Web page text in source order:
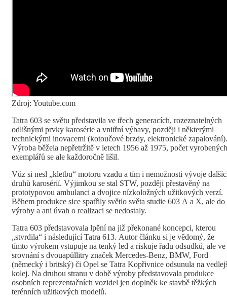
Zdroj: Youtube.com
Tatra 603 se světu představila ve třech generacích, rozeznatelných
odlišnými prvky karosérie a vnitřní výbavy, později i některými
technickými inovacemi (kotoučové brzdy, elektronické zapalování).
Výroba běžela nepřetržitě v letech 1956 až 1975, počet vyrobených
exemplářů se ale každoročně lišil.
Vůz si nesl „kletbu“ motoru vzadu a tím i nemožnosti vývoje
druhů karosérií. Výjimkou se stal STW, později přestavěný na
prototypovou ambulanci a dvojice nízkoložných užitkových verzí.
Během produkce sice spatřily světlo světa studie 603 A a X, ale do
výroby a ani úvah o realizaci se nedostaly.
Tatra 603 představovala lpění na již překonané koncepci, kterou
„stvrdila“ i následující Tatra 613. Autor článku si je vědomý, že
tímto výrokem vstupuje na tenký led a riskuje řadu odsudků, ale ve
srovnání s dvouapůllitry značek Mercedes-Benz, BMW, Ford
(německý i britský) či Opel se Tatra Kopřivnice odsunula na
kolej. Na druhou stranu v době výroby představovala produkce
osobních reprezentačních vozidel jen doplněk ke stavbě těžkých
terénních užitkových modelů.